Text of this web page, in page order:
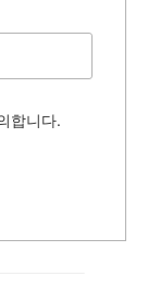
합니다.